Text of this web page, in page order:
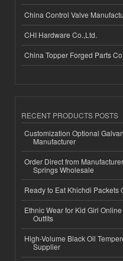
China Control Valve
CHI Hardware Co.,Ltd.
China Topper Forged Parts
RECENT PRODUCTS POSTS
Customization Optional
Manufacturer
Order Direct from
Springs Wholesale
Ready to Eat Khichdi
Ethnic Wear for Kid Girl
Outfits
High-Volume Black Oil
Supplier